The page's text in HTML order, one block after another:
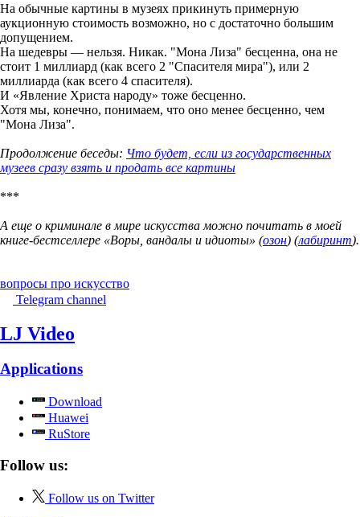
На обычные картины в музеях прикинуть примерную
аукционную стоимость возможно, но с достаточно большим
допущением.
На шедевры — нельзя. Никак. "Мона Лиза" бесценна, она не
стоит 1 миллиард (как всего 2 "Спасителя мира"), или 2
миллиарда (как всего 4 спасителя).
И «Явление Христа народу» тоже бесценно.
Хотя мы, конечно, понимаем, что оно менее бесценно, чем
"Мона Лиза".
Продолжение беседы: Что будет, если из государственных
музеев сразу взять и продать все картины
***
А еще о криминале в мире искусства можно почитать в моей
книге-бестселлере «Воры, вандалы и идиоты» (озон) (лабиринт).
вопросы про искусство
Telegram channel
LJ Video
Applications
Download
Huawei
RuStore
Follow us:
Follow us on Twitter